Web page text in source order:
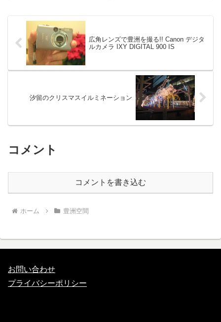
ました。次の日の朝です。強風＋
快晴が富士山が見えるキーワード
広角レンズで豊洲を撮る!! Canon デジタ
ルカメラ IXY DIGITAL 900 IS
汐留のクリスマスイルミネーション
コメント
コメントを書き込む
ホーム 豊洲空間
お問い合わせ
プライバシーポリシー